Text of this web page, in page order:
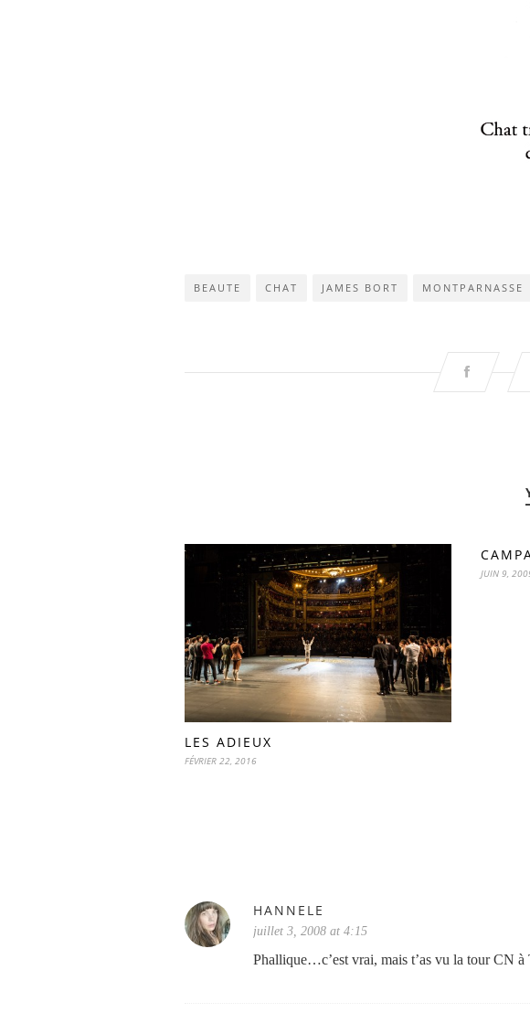
BEAUTE CHAT JAMES BORT MONTPARNASSE
LES ADIEUX
FÉVRIER 22, 2016
JUIN 9,
HANNELE
juillet 3, 2008 at 4:15
Phallique…c’est vrai, mais t’as vu la tour CN à